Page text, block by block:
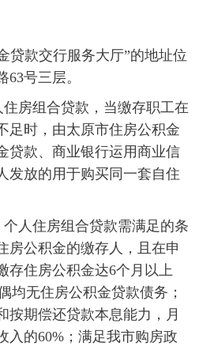
款交行服务大厅”的地址位
号三层。
组合贷款，当缴存职工在
足时，由太原市住房公积金
贷款、商业银行运用商业信
发放的用于购买同一套自住
住房组合贷款需满足的条
房公积金的缴存人，且在申
存住房公积金达6个月以上
均无住房公积金贷款债务；
按期偿还贷款本息能力，月
入的60%；满足我市购房政